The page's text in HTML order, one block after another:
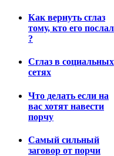
Как вернуть сглаз
тому, кто его послал
?
Сглаз в социальных
сетях
Что делать если на
вас хотят навести
порчу
Самый сильный
заговор от порчи